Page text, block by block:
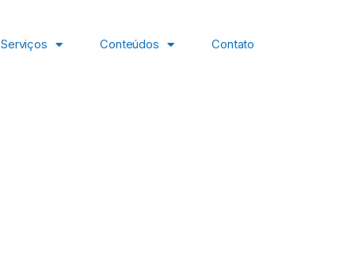
Serviços Conteúdos Contato